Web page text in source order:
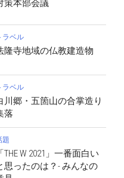
策本部会議
ラベル
隆寺地域の仏教建造物
ラベル
川郷・五箇山の合掌造り
落
題
「THE W 2021」一番面白い
思ったのは？- みんなの